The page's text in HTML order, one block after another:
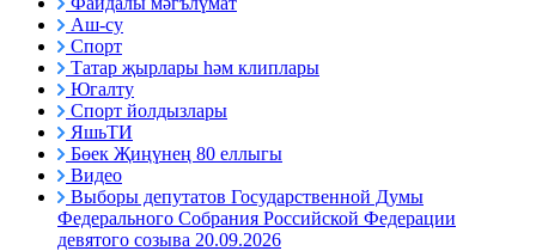
Аш-су
Спорт
Татар җырлары һәм клиплары
Югалту
Спорт йолдызлары
ЯшьТИ
Бөек Җиңүнең 80 еллыгы
Видео
Выборы депутатов Государственной Думы
Федерального Собрания Российской Федерации
девятого созыва 20.09.2026